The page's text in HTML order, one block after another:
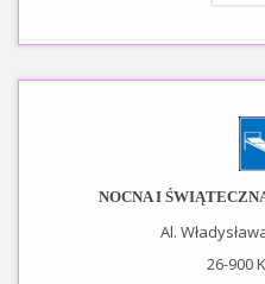
NOCNA I
Al.
26-900